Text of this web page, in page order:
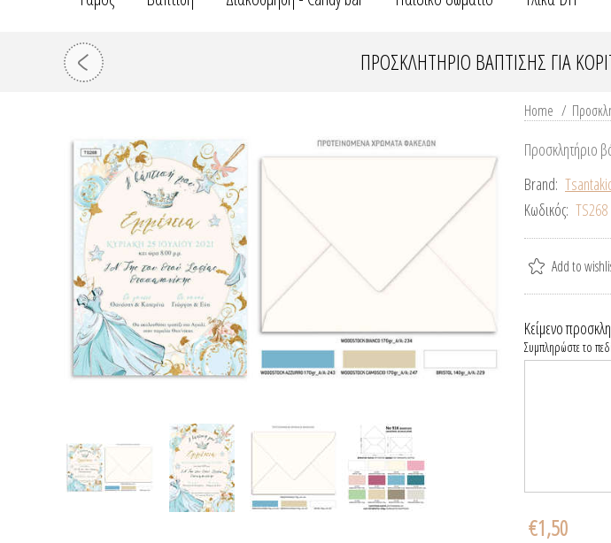
ΠΡΟΣΚΛΗΤΉΡΙΟ ΒΆΠΤΙΣΗΣ ΓΙΑ
Home /
Προσκλητήριο
Brand:
Κωδικός: TS268
Κείμενο
Συμπληρώστε το
€1,50